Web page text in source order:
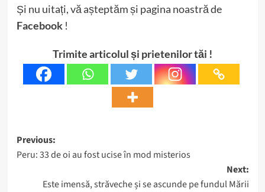
Și nu uitați, vă așteptăm și pagina noastră de
Facebook !
Trimite articolul și prietenilor tăi !
Post
navigation
Previous:
Peru: 33 de oi au fost ucise în mod misterios
Next:
Este imensă, străveche și se ascunde pe fundul Mării